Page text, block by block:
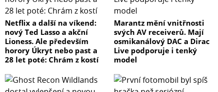
Netflix a další na víkend:
nový Ted Lasso a akční
Lioness. Ale především
horory Úkryt nebo past a
28 let poté: Chrám z kostí
Marantz mění vnitřnosti
svých AV receiverů. Mají
osmikanálový DAC a Dirac
Live podporuje i tenký
model